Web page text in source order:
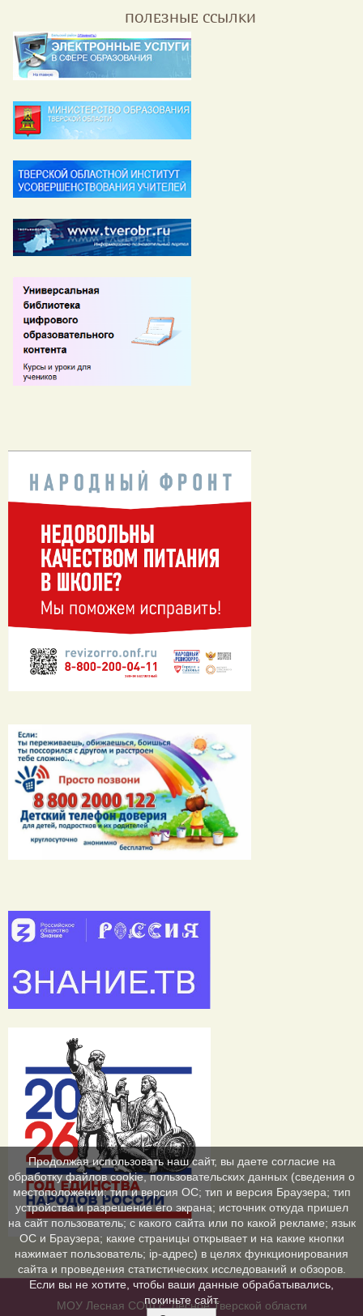
ПОЛЕЗНЫЕ ССЫЛКИ
МОУ Лесная CОШ с. Лесное Тверской области
Продолжая использовать наш сайт, вы даете согласие на
обработку файлов cookie, пользовательских данных (сведения о
местоположении; тип и версия ОС; тип и версия Браузера; тип
устройства и разрешение его экрана; источник откуда пришел
на сайт пользователь; с какого сайта или по какой рекламе; язык
ОС и Браузера; какие страницы открывает и на какие кнопки
нажимает пользователь; ip-адрес) в целях функционирования
сайта и проведения статистических исследований и обзоров.
Если вы не хотите, чтобы ваши данные обрабатывались,
покиньте сайт.